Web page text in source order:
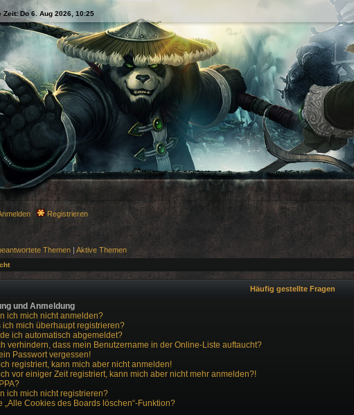
Zeit: Do 6. Aug 2026, 10:25
Registrieren
Themen | Aktive Themen
Häufig gestellte Fragen
und Anmeldung
ich mich nicht anmelden?
ich mich überhaupt registrieren?
ich automatisch abgemeldet?
verhindern, dass mein Benutzername in der Online-Liste auftaucht?
Passwort vergessen!
registriert, kann mich aber nicht anmelden!
vor einiger Zeit registriert, kann mich aber nicht mehr anmelden?!
ich mich nicht registrieren?
„Alle Cookies des Boards löschen“-Funktion?